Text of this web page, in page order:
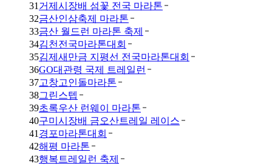
31 거제시장배 섬꽃 전국 마라톤
32금산인삼축제 마라톤
33금산 월드런 마라톤 축제
34김천전국마라톤대회
35김제새만금 지평선 전국마라톤대회
36GO대관령 국제 트레일런
37고창고인돌마라톤
38그린스텝
39초록우산 런웨이 마라톤
40구미시장배 금오산트레일 레이스
41 경포마라톤대회
42해평 마라톤
43행복트레일런 축제